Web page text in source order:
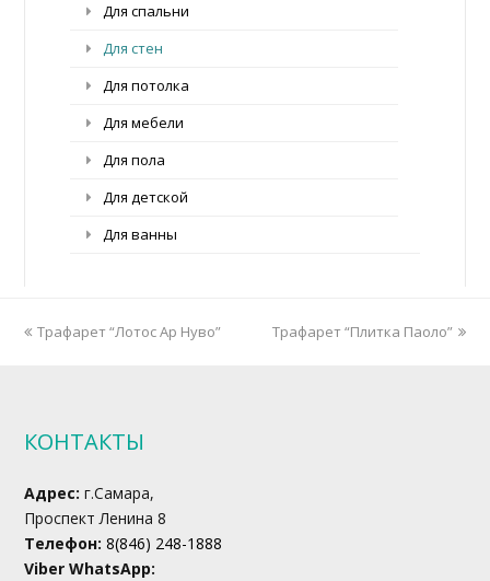
Для спальни
Для стен
Для потолка
Для мебели
Для пола
Для детской
Для ванны
previous
Трафарет “Лотос Ар Нуво”
next
Трафарет “Плитка Паоло”
КОНТАКТЫ
Адрес: г.Самара,
Проспект Ленина 8
Телефон: 8(846) 248-1888
Viber WhatsApp: